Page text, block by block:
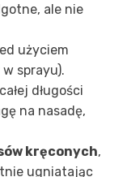
ale nie
użyciem
sprayu).
długości
na nasadę,
kręconych,
ugniatając